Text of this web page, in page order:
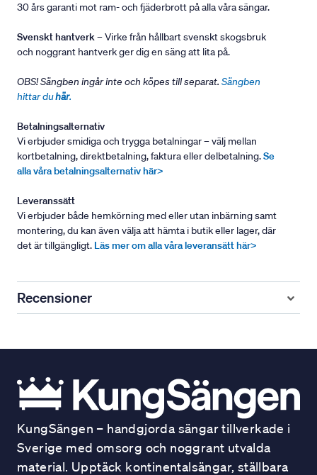
30 års garanti mot ram- och fjäderbrott på alla våra sängar.
Svenskt hantverk– Virke från hållbart svenskt skogsbruk
och noggrant hantverk ger dig en säng att lita på.
OBS! Sängben ingår inte och köpes till separat. Sängben
hittar duhär.
Betalningsalternativ
Vi erbjuder smidiga och trygga betalningar – välj mellan
kortbetalning, direktbetalning, faktura eller delbetalning.Se
alla våra betalningsalternativ här>
Leveranssätt
Vi erbjuder både hemkörning med eller utan inbärning samt
montering, du kan även välja att hämta i butik eller lager, där
det är tillgängligt. Läs mer om alla våra leveransätt här>
Recensioner
KungSängen – handgjorda sängar tillverkade i
Sverige med omsorg och noggrant utvalda
material. Upptäck kontinentalsängar, ställbara